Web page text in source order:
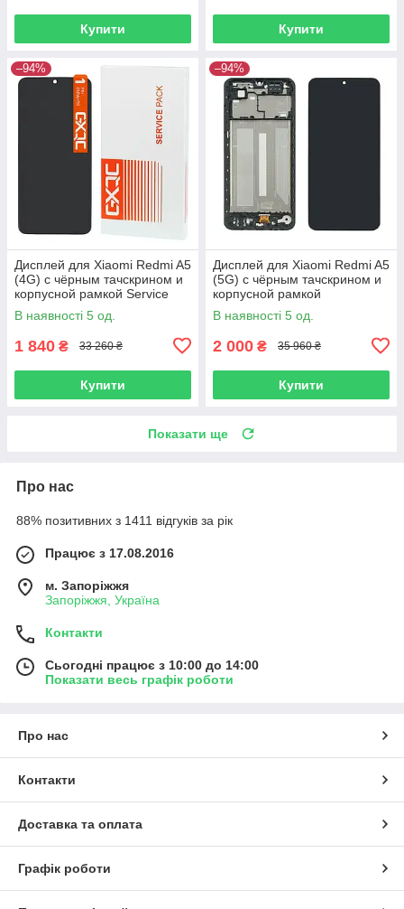
Купити Купити
–94%
Дисплей для Xiaomi Redmi A5
(4G) с чёрным тачскрином и
корпусной рамкой Service
Pack
В наявності 5 од.
1 840 ₴ 33 260 ₴
Купити
–94%
Дисплей для Xiaomi Redmi A5
(5G) с чёрным тачскрином и
корпусной рамкой
В наявності 5 од.
2 000 ₴ 35 960 ₴
Купити
Показати ще
Про нас
88% позитивних з 1411 відгуків за рік
Працює з 17.08.2016
м. Запоріжжя
Запоріжжя, Україна
Контакти
Сьогодні працює з 10:00 до 14:00
Показати весь графік роботи
Про нас
Контакти
Доставка та оплата
Графік роботи